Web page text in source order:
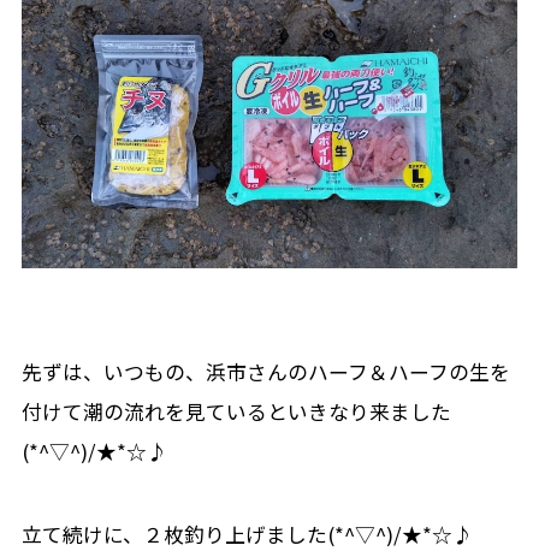
先ずは、いつもの、浜市さんのハーフ＆ハーフの生を
付けて潮の流れを見ているといきなり来ました
(*^▽^)/★*☆♪
立て続けに、２枚釣り上げました(*^▽^)/★*☆♪